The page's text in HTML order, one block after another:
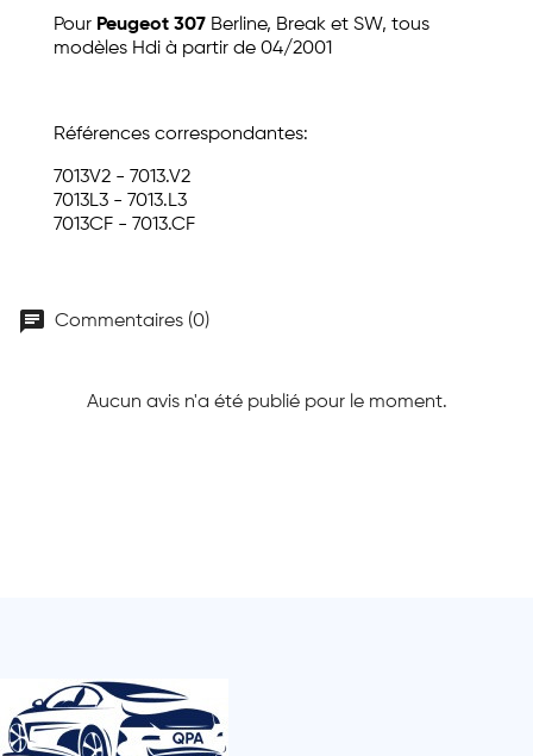
Pour Peugeot 307 Berline, Break et SW, tous
modèles Hdi à partir de 04/2001
Références correspondantes:
7013V2 - 7013.V2
7013L3 - 7013.L3
7013CF - 7013.CF
chat Commentaires (0)
Aucun avis n'a été publié pour le moment.